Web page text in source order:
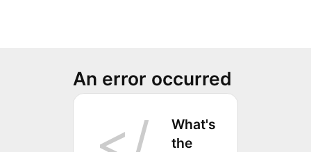
An error occurred
What's
the